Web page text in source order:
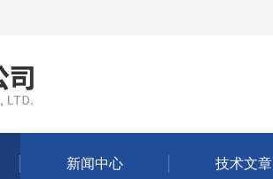
新闻中心 技术文章